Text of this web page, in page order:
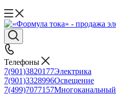
Телефоны
7(901)3820177Электрика
7(901)3328996Освещение
7(499)7077157Многоканальный